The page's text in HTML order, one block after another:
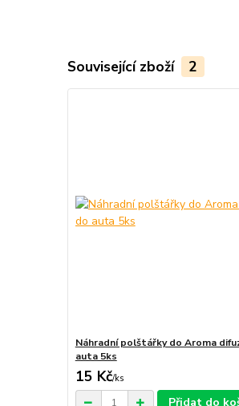
Související zboží 2
Náhradní polštářky do Aroma
auta 5ks
15 Kč/ks
Přidat do